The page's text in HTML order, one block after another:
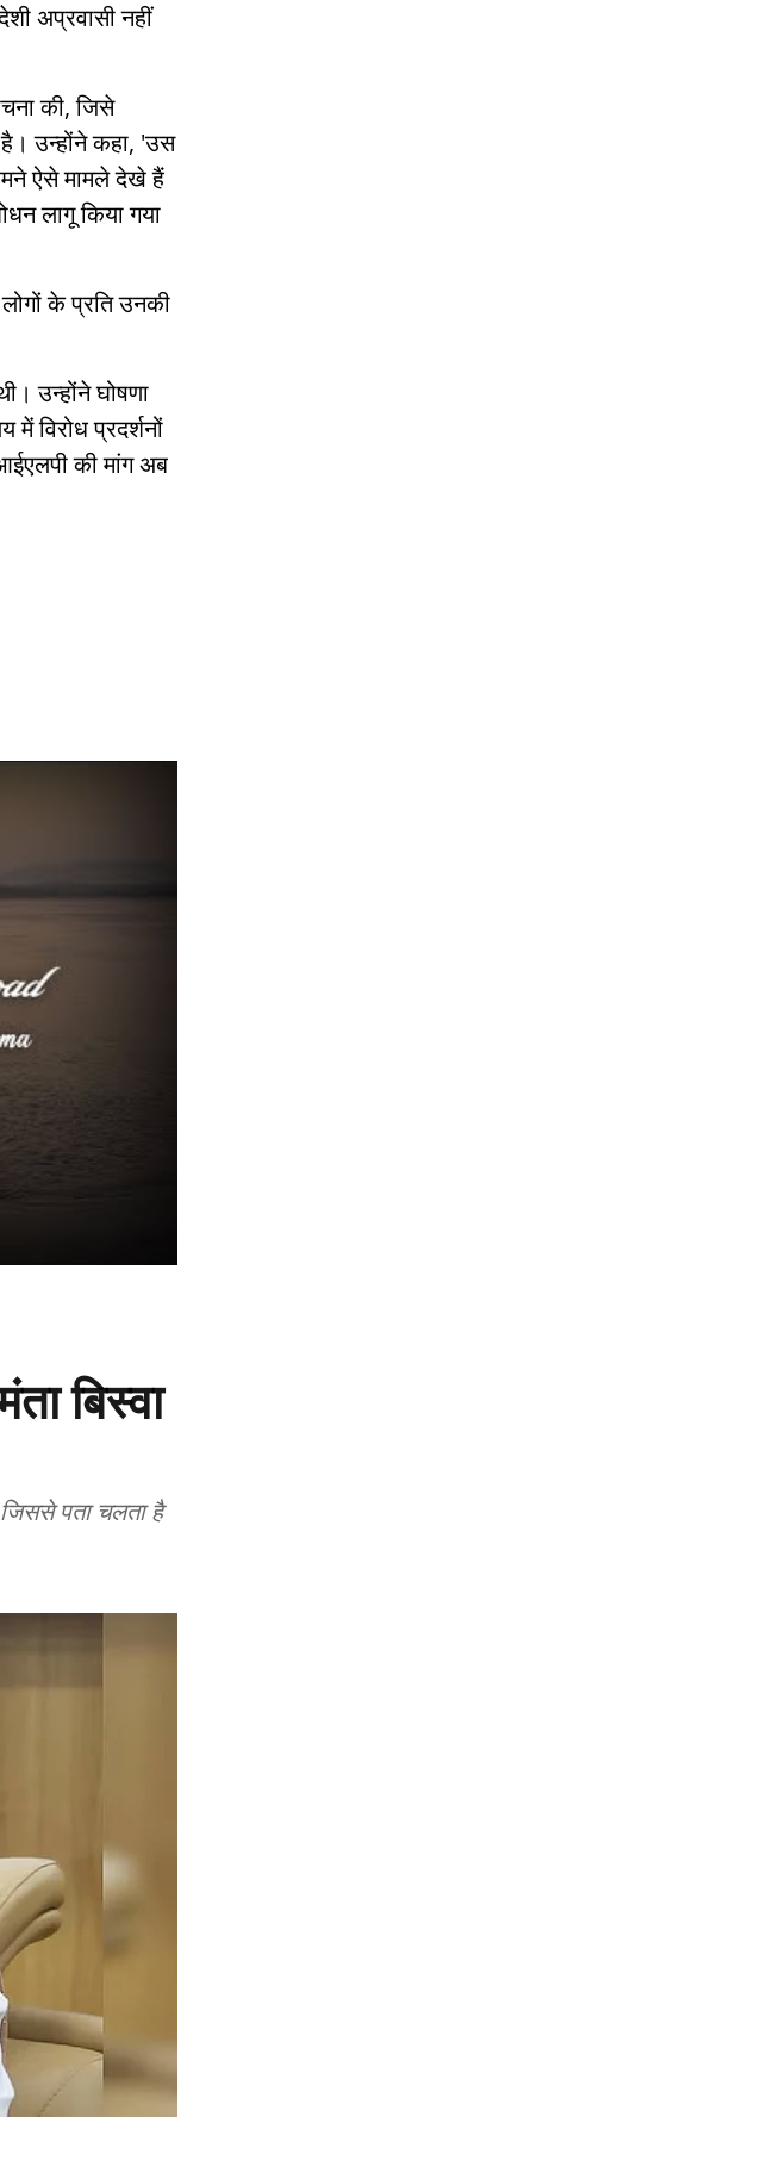
अप्रवासी नहीं
की, जिसे
है। उन्होंने कहा, 'उस
ऐसे मामले देखे हैं
लागू किया गया
के प्रति उनकी
उन्होंने घोषणा
विरोध प्रदर्शनों
की मांग अब
बिस्वा
पता चलता है